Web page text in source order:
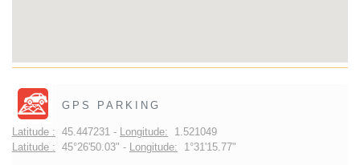
GPS PARKING
Latitude : 45.447231 - Longitude: 1.521049
Latitude : 45°26'50.03" - Longitude: 1°31'15.77"